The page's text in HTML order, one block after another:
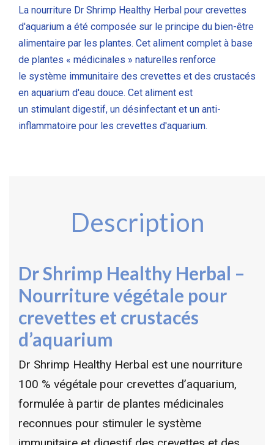
La nourriture Dr Shrimp Healthy Herbal pour crevettes
d'aquarium a été composée sur le principe du bien-être
alimentaire par les plantes. Cet aliment complet à base
de plantes « médicinales » naturelles renforce
le système immunitaire des crevettes et des crustacés
en aquarium d'eau douce. Cet aliment est
un stimulant digestif, un désinfectant et un anti-
inflammatoire pour les crevettes d'aquarium.
Description
Dr Shrimp Healthy Herbal –
Nourriture végétale pour
crevettes et crustacés
d’aquarium
Dr Shrimp Healthy Herbal est une nourriture
100 % végétale pour crevettes d’aquarium,
formulée à partir de plantes médicinales
reconnues pour stimuler le système